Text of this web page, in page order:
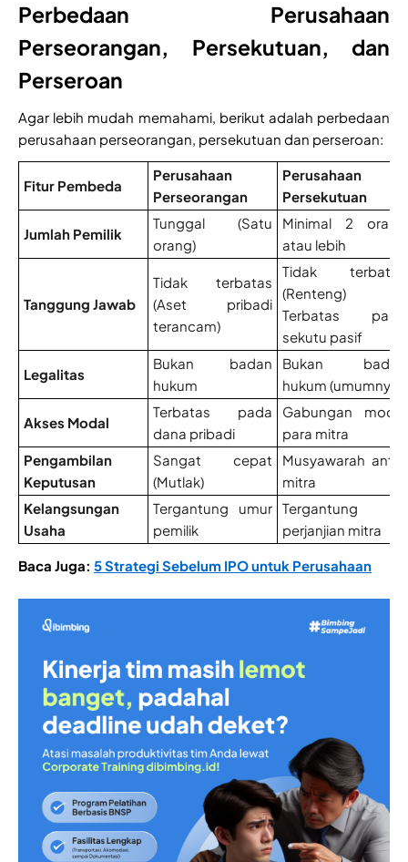
Perbedaan Perusahaan
Perseorangan, Persekutuan, dan
Perseroan
Agar lebih mudah memahami, berikut adalah perbedaan
perusahaan perseorangan, persekutuan dan perseroan:
Fitur Pembeda
Perusahaan
Perseorangan
Perusahaan
Persekutuan
Jumlah Pemilik
Tunggal (Satu
orang)
Minimal 2 orang
atau lebih
Tanggung Jawab
Tidak terbatas
(Aset pribadi
terancam)
Tidak terbatas
(Renteng) /
Terbatas pada
sekutu pasif
Legalitas
Bukan badan
hukum
Bukan badan
hukum (umumnya)
Akses Modal
Terbatas pada
dana pribadi
Gabungan modal
para mitra
Pengambilan
Keputusan
Sangat cepat
(Mutlak)
Musyawarah antar
mitra
Kelangsungan
Usaha
Tergantung umur
pemilik
Tergantung
perjanjian mitra
Baca Juga: 5 Strategi Sebelum IPO untuk Perusahaan